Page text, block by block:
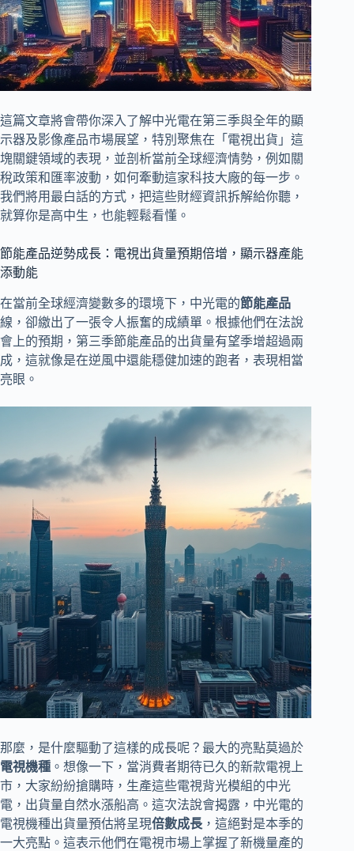
這篇文章將會帶你深入了解中光電在第三季與全年的顯
示器及影像產品市場展望，特別聚焦在「電視出貨」這
塊關鍵領域的表現，並剖析當前全球經濟情勢，例如關
稅政策和匯率波動，如何牽動這家科技大廠的每一步。
我們將用最白話的方式，把這些財經資訊拆解給你聽，
就算你是高中生，也能輕鬆看懂。
節能產品逆勢成長：電視出貨量預期倍增，顯示器產能
添動能
在當前全球經濟變數多的環境下，中光電的節能產品
線，卻繳出了一張令人振奮的成績單。根據他們在法說
會上的預期，第三季節能產品的出貨量有望季增超過兩
成，這就像是在逆風中還能穩健加速的跑者，表現相當
亮眼。
那麼，是什麼驅動了這樣的成長呢？最大的亮點莫過於
電視機種 。想像一下，當消費者期待已久的新款電視上
市，大家紛紛搶購時，生產這些電視背光模組的中光
電，出貨量自然水漲船高。這次法說會揭露，中光電的
電視機種出貨量預估將呈現倍數成長 ，這絕對是本季的
一大亮點。這表示他們在電視市場上掌握了新機量產的